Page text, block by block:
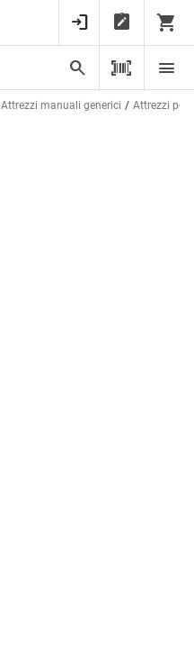
Attrezzi manuali generici Attrezzi per